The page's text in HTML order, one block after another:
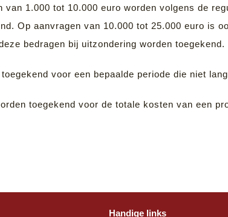
van 1.000 tot 10.000 euro worden volgens de
Op aanvragen van 10.000 tot 25.000 euro is
bedragen bij uitzondering worden toegekend.
voor een bepaalde periode die niet
toegekend voor de totale kosten van een
Handige links